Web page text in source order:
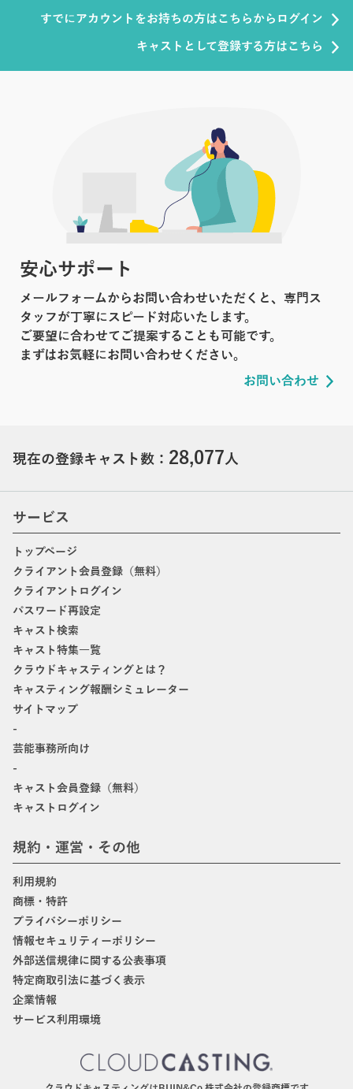
すでにアカウントをお持ちの方はこちらからログイン
キャストとして登録する方はこちら
安心サポート
メールフォームからお問い合わせいただくと、専門ス
タッフが丁寧にスピード対応いたします。
ご要望に合わせてご提案することも可能です。
まずはお気軽にお問い合わせください。
お問い合わせ
現在の登録キャスト数： 28,077人
サービス
トップページ
クライアント会員登録（無料）
クライアントログイン
パスワード再設定
キャスト検索
キャスト特集一覧
クラウドキャスティングとは？
キャスティング報酬シミュレーター
サイトマップ
-
芸能事務所向け
-
キャスト会員登録（無料）
キャストログイン
規約・運営・その他
利用規約
商標・特許
プライバシーポリシー
情報セキュリティーポリシー
外部送信規律に関する公表事項
特定商取引法に基づく表示
企業情報
サービス利用環境